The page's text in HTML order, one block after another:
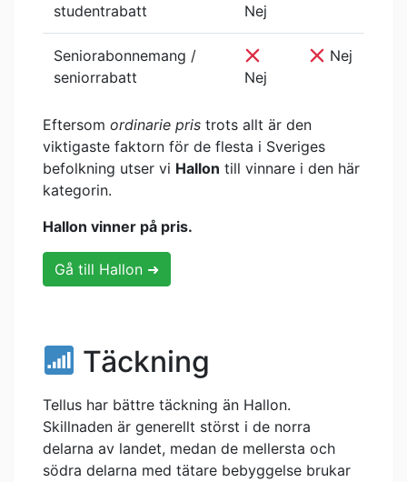
studentrabatt
Nej
Seniorabonnemang /
seniorrabatt
Nej
Nej
Eftersom ordinarie pris trots allt är den
viktigaste faktorn för de flesta i Sveriges
befolkning utser vi Hallon till vinnare i den här
kategorin.
Hallon vinner på pris.
Gå till Hallon ➜
Täckning
Tellus har bättre täckning än Hallon.
Skillnaden är generellt störst i de norra
delarna av landet, medan de mellersta och
södra delarna med tätare bebyggelse brukar